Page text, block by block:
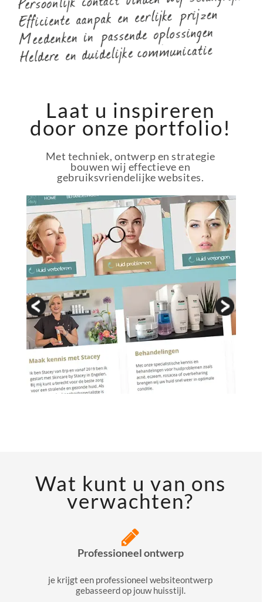
Laat u inspireren
door onze portfolio!
Met techniek, ontwerp en strategie
bouwen wij effectieve en
gebruiksvriendelijke websites.
Wat kunt u van ons
verwachten?
Professioneel ontwerp
je krijgt een professioneel websiteontwerp
gebasseerd op jouw huisstijl.